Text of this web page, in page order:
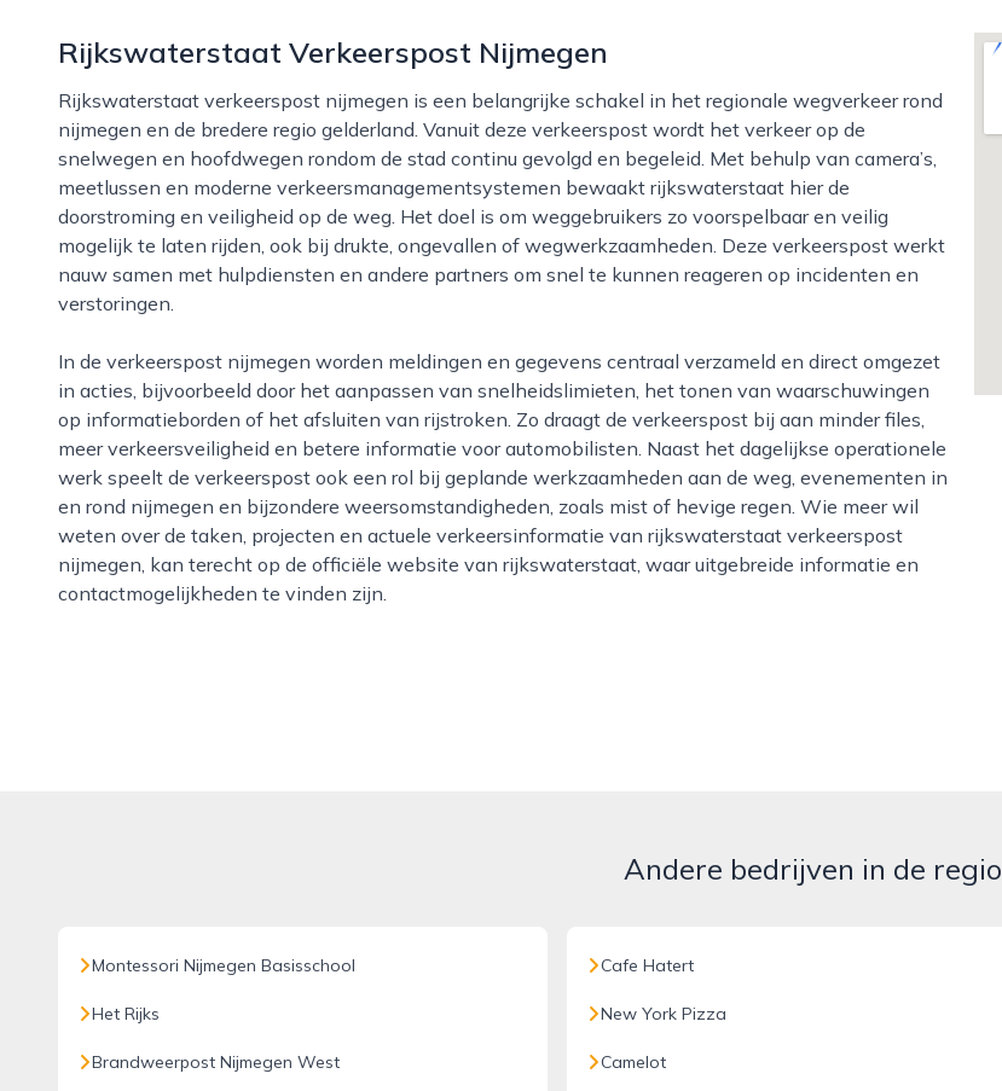
Rijkswaterstaat Verkeerspost Nijmegen
Rijkswaterstaat verkeerspost nijmegen is een belangrijke schakel in het regionale wegverkeer rond
nijmegen en de bredere regio gelderland. Vanuit deze verkeerspost wordt het verkeer op de
snelwegen en hoofdwegen rondom de stad continu gevolgd en begeleid. Met behulp van camera’s,
meetlussen en moderne verkeersmanagementsystemen bewaakt rijkswaterstaat hier de
doorstroming en veiligheid op de weg. Het doel is om weggebruikers zo voorspelbaar en veilig
mogelijk te laten rijden, ook bij drukte, ongevallen of wegwerkzaamheden. Deze verkeerspost werkt
nauw samen met hulpdiensten en andere partners om snel te kunnen reageren op incidenten en
verstoringen.
In de verkeerspost nijmegen worden meldingen en gegevens centraal verzameld en direct omgezet
in acties, bijvoorbeeld door het aanpassen van snelheidslimieten, het tonen van waarschuwingen
op informatieborden of het afsluiten van rijstroken. Zo draagt de verkeerspost bij aan minder files,
meer verkeersveiligheid en betere informatie voor automobilisten. Naast het dagelijkse operationele
werk speelt de verkeerspost ook een rol bij geplande werkzaamheden aan de weg, evenementen in
en rond nijmegen en bijzondere weersomstandigheden, zoals mist of hevige regen. Wie meer wil
weten over de taken, projecten en actuele verkeersinformatie van rijkswaterstaat verkeerspost
nijmegen, kan terecht op de officiële website van rijkswaterstaat, waar uitgebreide informatie en
contactmogelijkheden te vinden zijn.
Andere bedrijven in de regio
Montessori Nijmegen Basisschool
Het Rijks
Brandweerpost Nijmegen West
Cafe Hatert
New York Pizza
Camelot